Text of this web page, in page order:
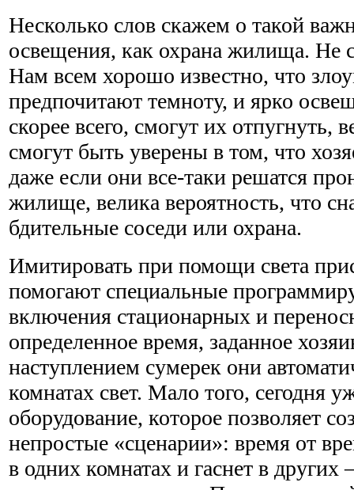
Несколько слов скажем о такой
освещения, как охрана жилища. Не
Нам всем хорошо известно, что
предпочитают темноту, и ярко
скорее всего, смогут их отпугнуть,
смогут быть уверены в том, что
даже если они все-таки решатся
жилище, велика вероятность, что
бдительные соседи или охрана.
Имитировать при помощи света
помогают специальные
включения стационарных и
определенное время, заданное
наступлением сумерек они
комнатах свет. Мало того, сегодня
оборудование, которое позволяет
непростые «сценарии»: время от
в одних комнатах и гаснет в других